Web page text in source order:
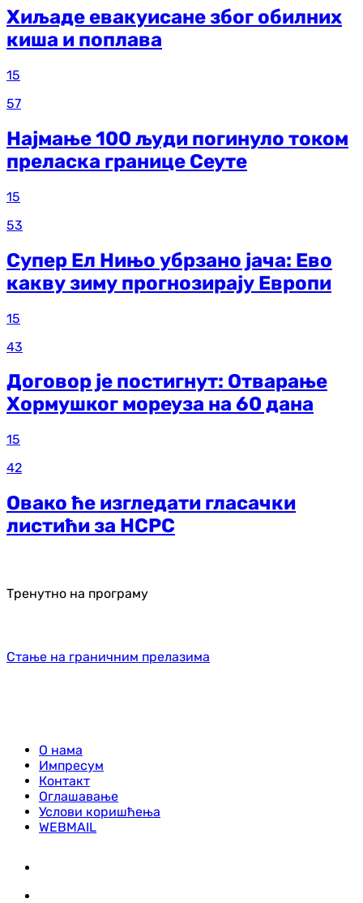
Хиљаде евакуисане због обилних
киша и поплава
15
57
Најмање 100 људи погинуло током
преласка границе Сеуте
15
53
Супер Ел Нињо убрзано јача: Ево
какву зиму прогнозирају Европи
15
43
Договор је постигнут: Отварање
Хормушког мореуза на 60 дана
15
42
Овако ће изгледати гласачки
листићи за НСРС
Тренутно на програму
Стање на граничним прелазима
О нама
Импресум
Контакт
Оглашавање
Услови коришћења
WEBMAIL